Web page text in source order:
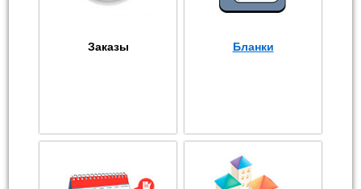
Заказы Бланки